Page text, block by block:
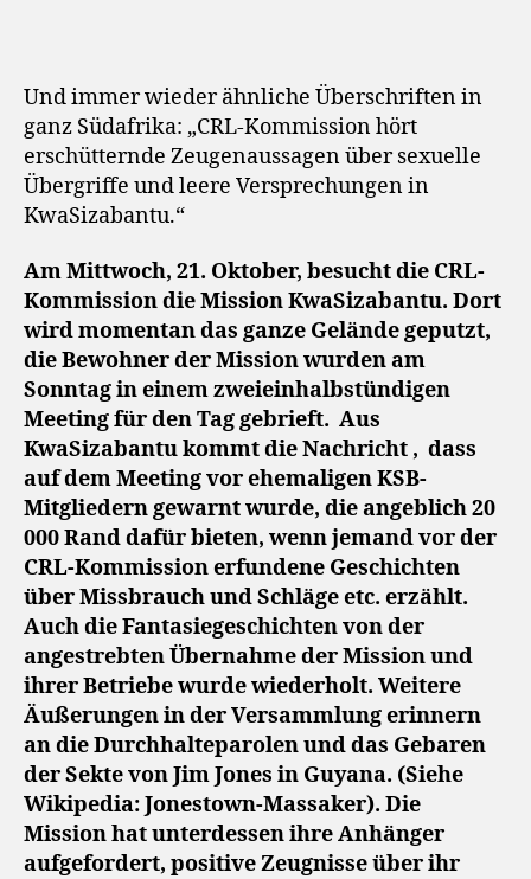
Und immer wieder ähnliche Überschriften in
ganz Südafrika: „CRL-Kommission hört
erschütternde Zeugenaussagen über sexuelle
Übergriffe und leere Versprechungen in
KwaSizabantu.“
Am Mittwoch, 21. Oktober, besucht die CRL-
Kommission die Mission KwaSizabantu. Dort
wird momentan das ganze Gelände geputzt,
die Bewohner der Mission wurden am
Sonntag in einem zweieinhalbstündigen
Meeting für den Tag gebrieft. Aus
KwaSizabantu kommt die Nachricht , dass
auf dem Meeting vor ehemaligen KSB-
Mitgliedern gewarnt wurde, die angeblich 20
000 Rand dafür bieten, wenn jemand vor der
CRL-Kommission erfundene Geschichten
über Missbrauch und Schläge etc. erzählt.
Auch die Fantasiegeschichten von der
angestrebten Übernahme der Mission und
ihrer Betriebe wurde wiederholt. Weitere
Äußerungen in der Versammlung erinnern
an die Durchhalteparolen und das Gebaren
der Sekte von Jim Jones in Guyana. (Siehe
Wikipedia: Jonestown-Massaker). Die
Mission hat unterdessen ihre Anhänger
aufgefordert, positive Zeugnisse über ihr